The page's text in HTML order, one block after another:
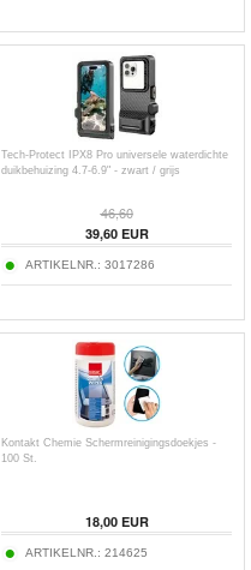
Tech-Protect IPX8 Pro universele waterdichte
duikbehuizing 4.7-6.9" - zwart / grijs
46,60
39,60EUR
ARTIKELNR.: 3017286
Kontakt Chemie Schermreinigingsdoekjes -
100 St.
18,00EUR
ARTIKELNR.: 214625